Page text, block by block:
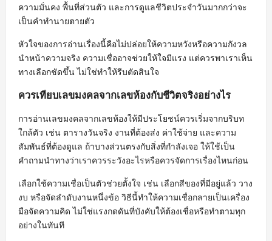
ความมั่นคง พื้นที่ส่วนตัว และการดูแลชีวิตประจำวันมากกว่าจะ
เป็นคำทำนายตายตัว
หัวใจของการอ่านเรื่องนี้คือไม่ปล่อยให้ความหวังหรือความกังวล
นำหน้าความจริง ความเชื่ออาจช่วยให้ใจมีแรง แต่ควรพาเราเห็น
ทางเลือกชัดขึ้น ไม่ใช่ทำให้รีบตัดสินใจ
ควรเทียบเลขมงคลจากเลขห้องกับชีวิตจริงอย่างไร
การอ่านเลขมงคลจากเลขห้องให้มีประโยชน์ควรเริ่มจากบริบท
ใกล้ตัว เช่น ตารางวันจริง งานที่ต้องส่ง ค่าใช้จ่าย และความ
สัมพันธ์ที่ต้องดูแล ถ้าบางส่วนตรงกับสิ่งที่กำลังเจอ ให้ใช้เป็น
คำถามนำทางว่าเราควรระวังอะไรหรือควรจัดการเรื่องไหนก่อน
เลือกใช้ความเชื่อเป็นตัวช่วยตั้งใจ เช่น เลือกสีของที่มีอยู่แล้ว วาง
งบ หรือจัดลำดับงานหนึ่งข้อ วิธีนี้ทำให้ความเชื่อกลายเป็นเครื่อง
มือจัดความคิด ไม่ใช่แรงกดดันที่บังคับให้ต้องเชื่อหรือทำตามทุก
อย่างในทันที